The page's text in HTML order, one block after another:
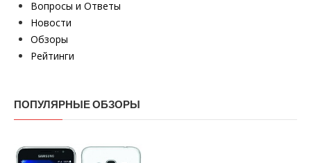
Вопросы и Ответы
Новости
Обзоры
Рейтинги
ПОПУЛЯРНЫЕ ОБЗОРЫ